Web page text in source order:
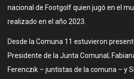
nacional de Footgolf quien jugó en el
realizado en el año 2023.
Desde la Comuna 11 estuvieron
Presidente de la Junta Comunal;
Ferenczik – juntistas de la comuna – y